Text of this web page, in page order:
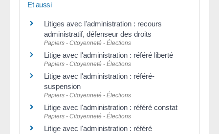
Et aussi
Litiges avec l'administration : recours
administratif, défenseur des droits
Papiers - Citoyenneté - Élections
Litige avec l'administration : référé liberté
Papiers - Citoyenneté - Élections
Litige avec l'administration : référé-
suspension
Papiers - Citoyenneté - Élections
Litige avec l'administration : référé constat
Papiers - Citoyenneté - Élections
Litige avec l'administration : référé